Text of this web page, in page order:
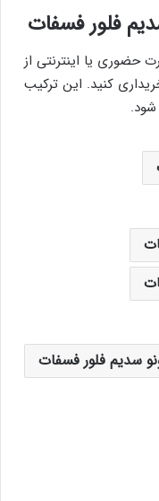
فلور فسفات
حضوری یا اینترنتی از
کنید. این ترکیب
سدیم فلور فسفات